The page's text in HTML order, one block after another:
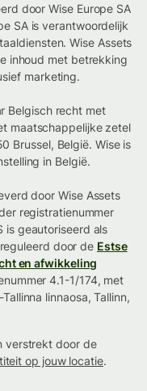
door Wise Europe SA
SA is verantwoordelijk
Wise Assets
inhoud met betrekking
marketing.
Belgisch recht met
maatschappelijke zetel
Brussel, België. Wise is
in België.
door Wise Assets
registratienummer
is geautoriseerd als
door de Estse
en afwikkeling
4.1-1/174, met
linnaosa, Tallinn,
verstrekt door de
op jouw locatie.